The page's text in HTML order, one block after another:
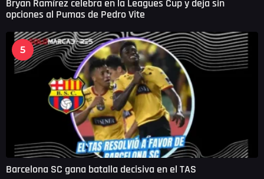
Bryan Ramírez celebra en la Leagues Cup y deja sin
opciones al Pumas de Pedro Vite
5
Barcelona SC gana batalla decisiva en el TAS